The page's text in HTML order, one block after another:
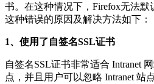
书。在这种情况下，Firefox无法
这种错误的原因及解决方法如下：
1、使用了自签名SSL证书
自签名SSL证书非常适合 Intranet
点，并且用户可以忽略 Intranet 站